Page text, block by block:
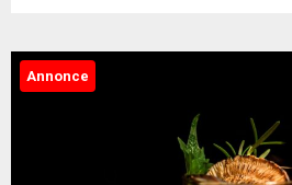
Annonce